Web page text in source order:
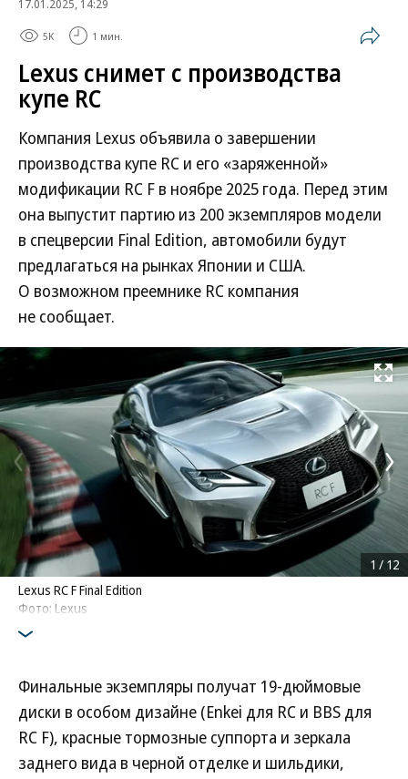
17.01.2025, 14:29
5K 1 мин.
Lexus снимет с производства
купе RC
Компания Lexus объявила о завершении
производства купе RC и его «заряженной»
модификации RC F в ноябре 2025 года. Перед этим
она выпустит партию из 200 экземпляров модели
в спецверсии Final Edition, автомобили будут
предлагаться на рынках Японии и США.
О возможном преемнике RC компания
не сообщает.
Развернуть
Lexus RC F Final Edition
Фото: Lexus
1 / 12
Финальные экземпляры получат 19-дюймовые
диски в особом дизайне (Enkei для RC и BBS для
RC F), красные тормозные суппорта и зеркала
заднего вида в черной отделке и шильдики,